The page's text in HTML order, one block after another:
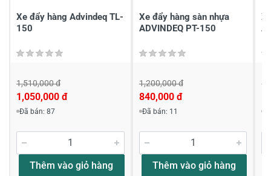
Xe đẩy hàng Advindeq TL-
150
1,510,000 đ
1,050,000 đ
Đã bán: 87
Thêm vào giỏ hàng
Xe đẩy hàng sàn nhựa
ADVINDEQ PT-150
1,200,000 đ
840,000 đ
Đã bán: 11
Thêm vào giỏ hàng